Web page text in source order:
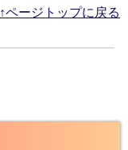
↑ページトップに戻る